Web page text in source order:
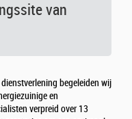
van
begeleiden wij
en
verpreid over 13